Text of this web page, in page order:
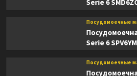
Serie 6
Посудомоечные
Serie 6
Посудомоечные